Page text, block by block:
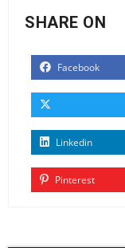
SHARE ON
Facebook
Linkedin
Pinterest